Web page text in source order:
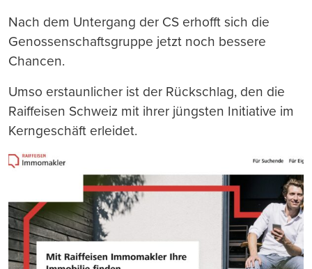
Nach dem Untergang der CS erhofft sich die
Genossenschaftsgruppe jetzt noch bessere
Chancen.
Umso erstaunlicher ist der Rückschlag, den die
Raiffeisen Schweiz mit ihrer jüngsten Initiative im
Kerngeschäft erleidet.